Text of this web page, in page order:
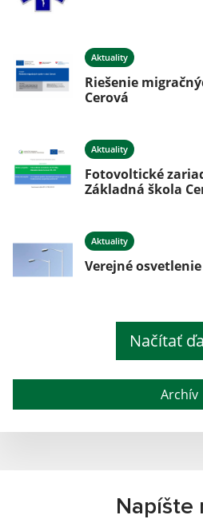
Aktuality
Riešenie
Cerová
Aktuality
Fotovoltické
Základná škola
Aktuality
Verejné osvetlenie
Načítať
Archív
Napíšte